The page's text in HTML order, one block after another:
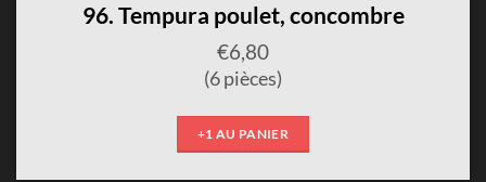
96. Tempura poulet, concombre
€6,80
(6 pièces)
+1 AU PANIER